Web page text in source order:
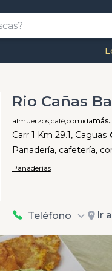
Rio Cañas
almuerzos,café,comida
Carr 1 Km 29.1, Caguas
Panadería, cafetería,
Panaderías
Teléfono Ir